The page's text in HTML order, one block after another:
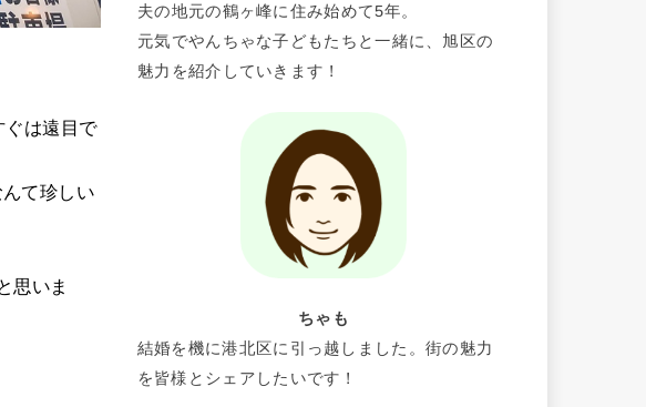
ぐは遠目で
て珍しい
思いま
夫の地元の鶴ヶ峰に住み始めて5年。
元気でやんちゃな子どもたちと一緒に、旭区の
魅力を紹介していきます！
ちゃも
結婚を機に港北区に引っ越しました。街の魅力
を皆様とシェアしたいです！